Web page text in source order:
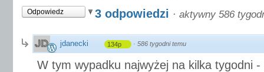
Odpowiedz 3 odpowiedzi · aktywny 586
jdanecki 134p · 586 tygodni temu
W tym wypadku najwyżej na kilka tygodni